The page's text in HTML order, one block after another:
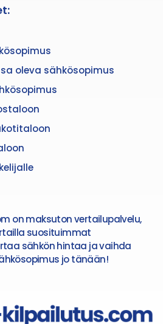
oleva sähkösopimus
on maksuton vertailupalvelu,
suosituimmat
sähkön hintaa ja vaihda
jo tänään!